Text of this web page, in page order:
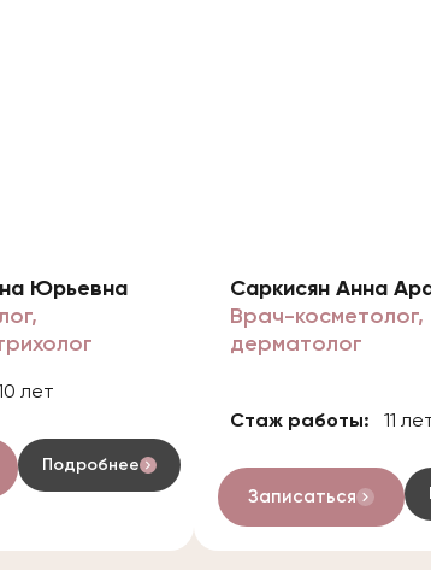
Юрьевна
лет
Подробнее
Саркисян Анна
Врач-косметолог,
дерматолог
Стаж работы: 11
Записаться